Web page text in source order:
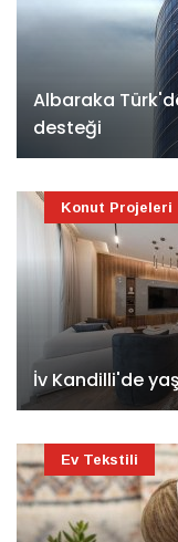
Albaraka
desteği
İv Kandilli'de
Konut Projeleri
Ev Tekstili